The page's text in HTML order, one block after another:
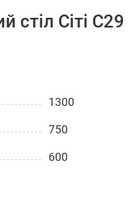
стіл Сіті С29
1300
750
600